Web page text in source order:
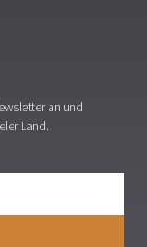
an und
Land.